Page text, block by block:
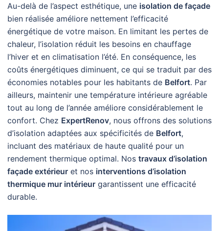
Au-delà de l’aspect esthétique, une isolation de façade
bien réalisée améliore nettement l’efficacité
énergétique de votre maison. En limitant les pertes de
chaleur, l’isolation réduit les besoins en chauffage
l’hiver et en climatisation l’été. En conséquence, les
coûts énergétiques diminuent, ce qui se traduit par des
économies notables pour les habitants de Belfort. Par
ailleurs, maintenir une température intérieure agréable
tout au long de l’année améliore considérablement le
confort. Chez ExpertRenov, nous offrons des solutions
d’isolation adaptées aux spécificités de Belfort,
incluant des matériaux de haute qualité pour un
rendement thermique optimal. Nos travaux d’isolation
façade extérieur et nos interventions d’isolation
thermique mur intérieur garantissent une efficacité
durable.